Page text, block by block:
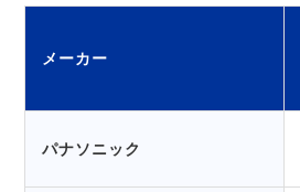
メーカー
パナソニック